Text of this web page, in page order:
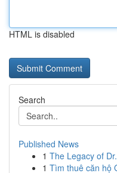
HTML is disabled
Search
Published News
1 The Legacy of
1 Tìm thuê căn hộ